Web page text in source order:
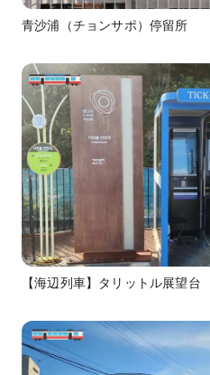
青沙浦（チョンサポ）停留所
【海辺列車】タリットル展望台